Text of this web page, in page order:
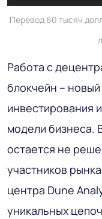
Перевод 60 тысяч
Работа с
блокчейн –
инвестирования
модели бизнеса.
остается не
участников
центра Dune
уникальных